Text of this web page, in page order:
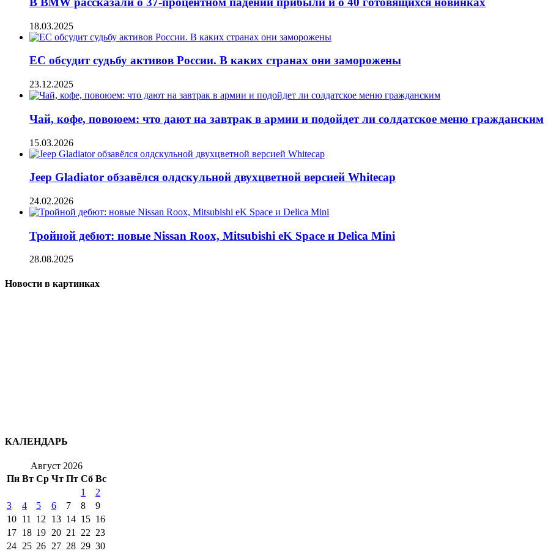
18.03.2025
ЕС обсудит судьбу активов России. В каких странах они заморожены
23.12.2025
Чай, кофе, повоюем: что дают на завтрак в армии и подойдет ли солдатское меню гражданским
15.03.2026
Jeep Gladiator обзавёлся олдскульной двухцветной версией Whitecap
24.02.2026
Тройной дебют: новые Nissan Roox, Mitsubishi eK Space и Delica Mini
28.08.2025
Новости в картинках
КАЛЕНДАРЬ
Август 2026
Пн Вт Ср Чт Пт Сб Вс
1
2
3
4 5 6 7 8
9
10 11 12 13 14 15 16
17 18 19 20 21 22 23
24 25 26 27 28 29 30